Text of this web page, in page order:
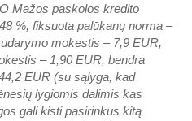
Mažos paskolos kredito
%, fiksuota palūkanų norma –
mokestis – 7,9 EUR,
– 1,90 EUR, bendra
EUR (su sąlyga, kad
lygiomis dalimis kas
gali kisti pasirinkus kitą